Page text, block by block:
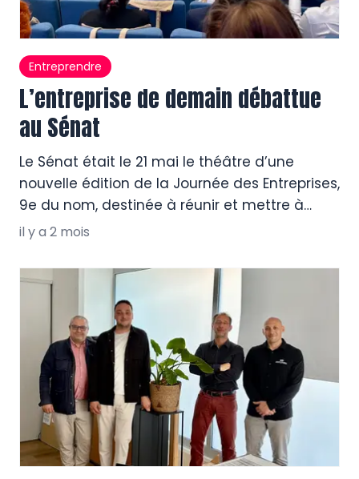
Entreprendre
L’entreprise de demain débattue
au Sénat
Le Sénat était le 21 mai le théâtre d’une
nouvelle édition de la Journée des Entreprises,
9e du nom, destinée à réunir et mettre à
l’honneur des dirigeants de toute la France,
dialogue de terrain. Retour sur ce rendez-
vous d’intérêt général avec Pierre Grech,
vice-président de l’Union Patronale […]
il y a 2 mois